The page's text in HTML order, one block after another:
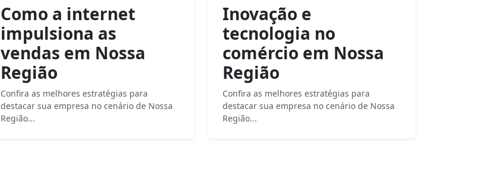
Como a internet
impulsiona as
vendas em Nossa
Região
Confira as melhores estratégias para
destacar sua empresa no cenário de Nossa
Região...
Inovação e
tecnologia no
comércio em Nossa
Região
Confira as melhores estratégias para
destacar sua empresa no cenário de Nossa
Região...